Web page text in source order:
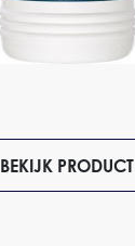
BEKIJK PRODUCT